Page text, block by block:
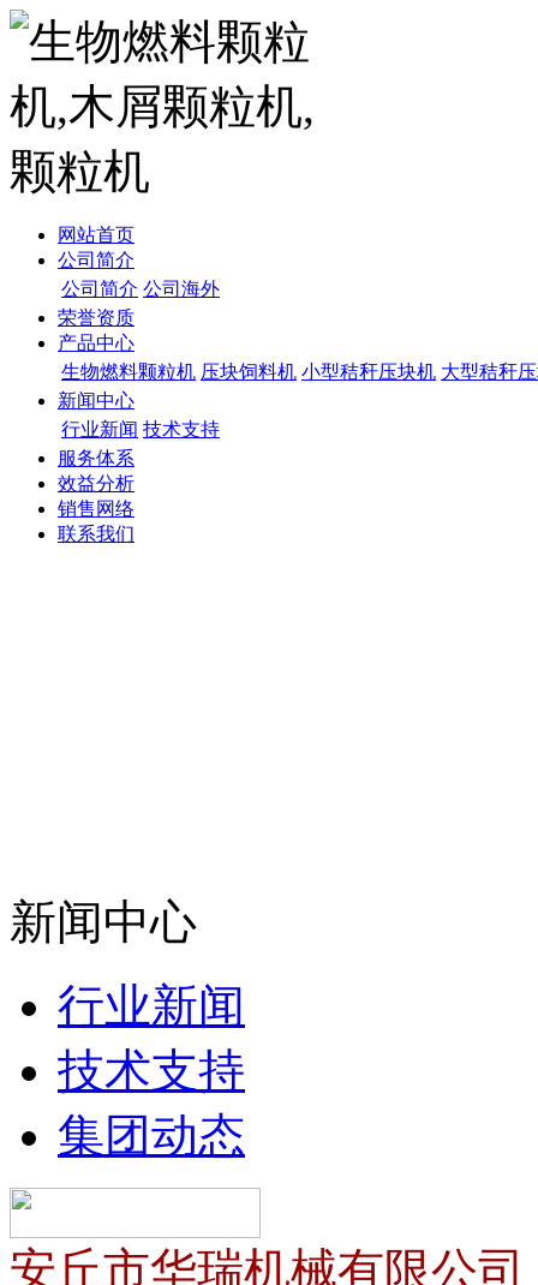
网站首页
公司简介
公司简介 公司海外
荣誉资质
产品中心
生物燃料颗粒机 压块饲料机 小型秸秆压块机 大型秸秆
新闻中心
行业新闻 技术支持
服务体系
效益分析
销售网络
联系我们
新闻中心
行业新闻
技术支持
集团动态
安丘市华瑞机械有限公司